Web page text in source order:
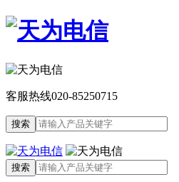
客服热线020-85250715